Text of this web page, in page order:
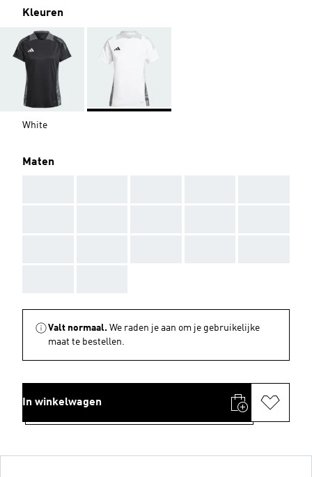
Kleuren
White
Maten
Valt normaal. We raden je aan om je gebruikelijke
maat te bestellen.
In winkelwagen